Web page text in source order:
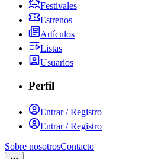
Festivales
Estrenos
Artículos
Listas
Usuarios
Perfil
Entrar / Registro
Entrar / Registro
Sobre nosotrosContacto